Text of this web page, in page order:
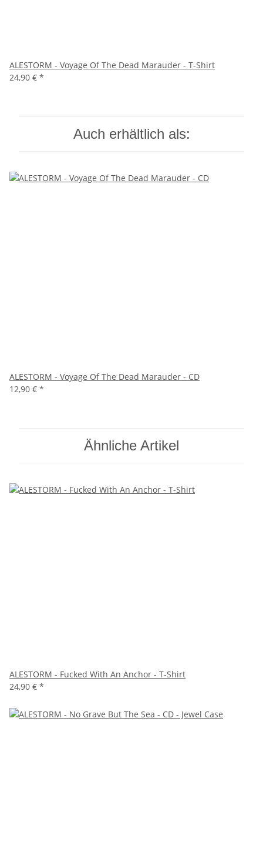
ALESTORM - Voyage Of The Dead Marauder - T-Shirt
24,90 € *
Auch erhältlich als:
ALESTORM - Voyage Of The Dead Marauder - CD
12,90 € *
Ähnliche Artikel
ALESTORM - Fucked With An Anchor - T-Shirt
24,90 € *